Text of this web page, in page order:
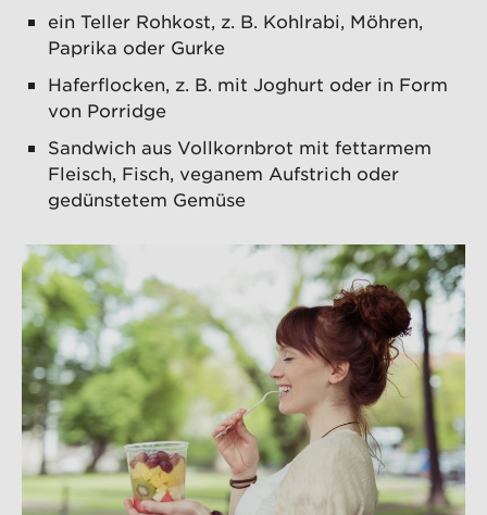
ein Teller Rohkost, z. B. Kohlrabi, Möhren,
Paprika oder Gurke
Haferflocken, z. B. mit Joghurt oder in Form
von Porridge
Sandwich aus Vollkornbrot mit fettarmem
Fleisch, Fisch, veganem Aufstrich oder
gedünstetem Gemüse